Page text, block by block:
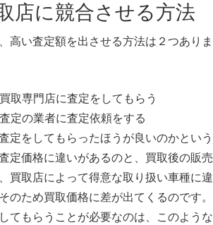
店に競合させる方法
高い査定額を出させる方法は２つありま
取専門店に査定をしてもらう
定の業者に査定依頼をする
定をしてもらったほうが良いのかという
定価格に違いがあるのと、買取後の販売
買取店によって得意な取り扱い車種に違
のため買取価格に差が出てくるのです。
てもらうことが必要なのは、このような